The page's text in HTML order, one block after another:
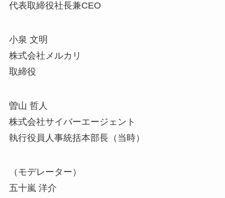
代表取締役社長兼CEO
小泉 文明
株式会社メルカリ
取締役
曽山 哲人
株式会社サイバーエージェント
執行役員人事統括本部長（当時）
（モデレーター）
五十嵐 洋介